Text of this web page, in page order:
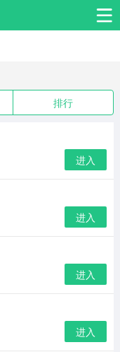
影音播放
浏览下载
网络购物
游戏辅助
排行
进入
进入
进入
进入